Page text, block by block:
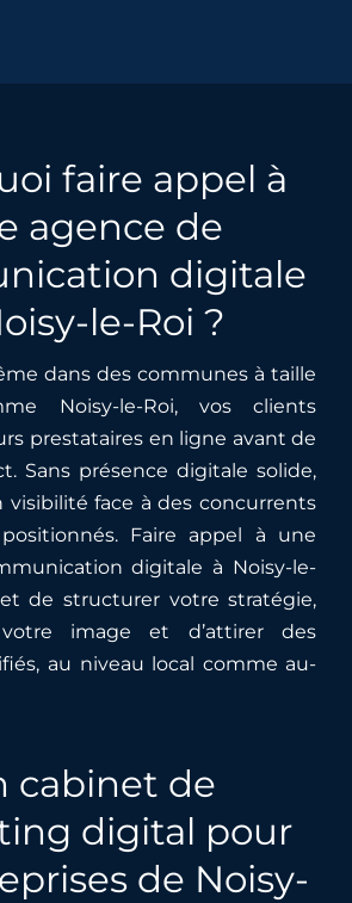
faire appel à
agence de
digitale
le-Roi ?
dans des communes à taille
Noisy-le-Roi, vos clients
prestataires en ligne avant de
Sans présence digitale solide,
visibilité face à des concurrents
Faire appel à une
digitale à Noisy-le-
de structurer votre stratégie,
image et d’attirer des
au niveau local comme au-
cabinet de
digital pour
de Noisy-